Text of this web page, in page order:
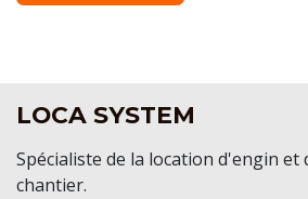
LOCA SYSTEM
Spécialiste de la location d'engin et
chantier.